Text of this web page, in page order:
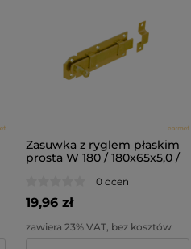
Zasuwka z ryglem płaskim
prosta W 180 / 180x65x5,0 /
0 ocen
19,96 zł
zawiera 23% VAT, bez kosztów
dostawy